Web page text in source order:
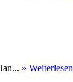
» Weiterlesen